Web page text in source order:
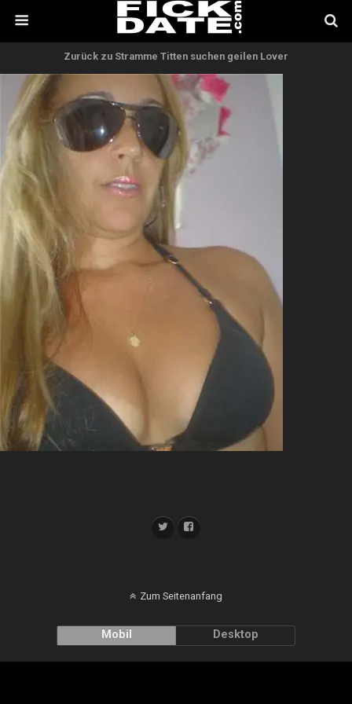
Zurück zu Stramme Titten suchen geilen Lover
Zum Seitenanfang
Mobil Desktop